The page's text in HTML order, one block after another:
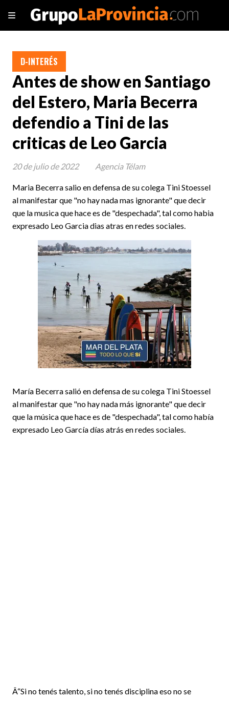
Antes de show en Santiago
del Estero, Maria Becerra
defendio a Tini de las
criticas de Leo Garcia
Maria Becerra salio en defensa de su colega Tini Stoessel
al manifestar que "no hay nada mas ignorante" que decir
que la musica que hace es de "despechada", tal como habia
expresado Leo Garcia dias atras en redes sociales.
D-INTERÉS
20 de julio de 2022 Agencia Télam
María Becerra salió en defensa de su colega Tini Stoessel
al manifestar que "no hay nada más ignorante" que decir
que la música que hace es de "despechada", tal como había
expresado Leo García días atrás en redes sociales.
Â“Si no tenés talento, si no tenés disciplina eso no se